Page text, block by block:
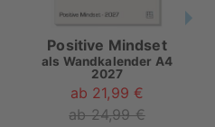
Positive Mindset
als Wandkalender A4
2027
ab 21,99 €
ab 24,99 €